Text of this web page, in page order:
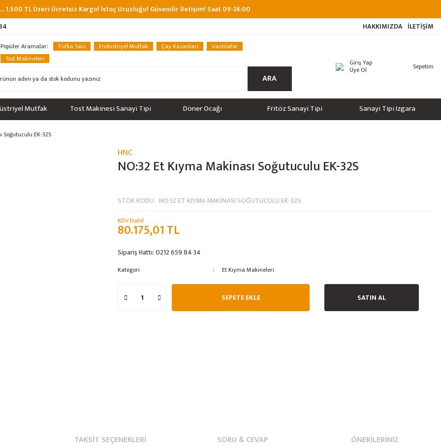
1.500 TL Üzeri Ücretsiz Kargo! İstoç Ucuzluğu! Güvenilir İletişim! Saat 09-24:00
HAKKIMIZDA İLETİŞİM
Popüler Aramalar: Yufka Sacı Endüstriyel Mutfak Çay Kazanları
Vantilatör
Tost Makineleri
ARA
Giriş Yap
Üye Ol Sepetim
Mutfak Tost Makinesi Sanayi Tipi Döner Ocağı Fritöz Sanayi Tipi Sanayi Tipi Izgara
Soğutuculu EK-32S
HNC
NO:32 Et Kıyma Makinası Soğutuculu EK-32S
STOK KODU NO:32 ET KIYMA MAKİNASI SOĞUTUCULU EK-32S
KDV Dahil
80.175,01 TL
Sipariş Hattı:0212 659 84 34
Kategori Et Kıyma Makineleri
SEPETE EKLE SATIN AL
TAKSIT SEÇENEKLERI SORU & CEVAP ÖNERILERINIZ